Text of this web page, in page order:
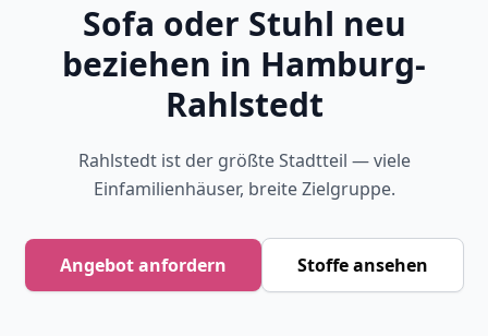
Sofa oder Stuhl neu
beziehen in Hamburg-
Rahlstedt
Rahlstedt ist der größte Stadtteil — viele
Einfamilienhäuser, breite Zielgruppe.
Angebot anfordern Stoffe ansehen